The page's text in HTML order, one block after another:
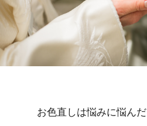
お色直しは悩みに悩ん